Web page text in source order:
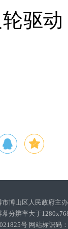
驱
市博山区人民政府
分辨率大于
号 网站标识码